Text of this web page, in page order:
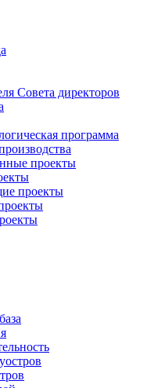
Совета директоров
программа
проекты
проекты